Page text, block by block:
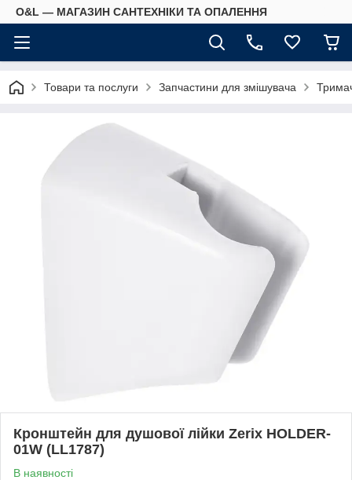
O&L — МАГАЗИН САНТЕХНІКИ ТА ОПАЛЕННЯ
Товари та послуги Запчастини для змішувача
Кронштейн для душової лійки Zerix HOLDER-
01W (LL1787)
В наявності